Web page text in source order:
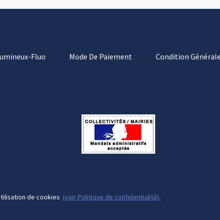
Fluo Mode De Paiement Condition
de cookies (voir Politique de confidentialité).